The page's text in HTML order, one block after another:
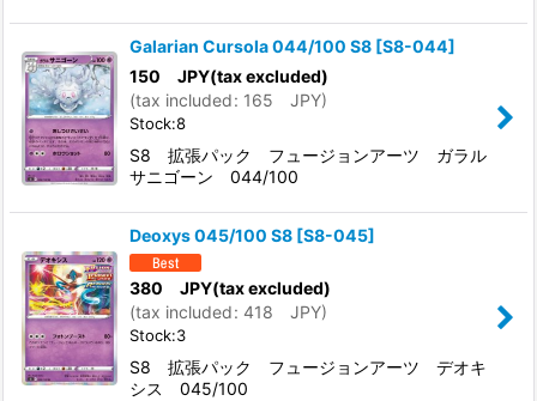
Galarian Cursola 044/100 S8 [S8-044]
150 JPY(tax excluded)
(tax included: 165 JPY)
Stock:8
S8 拡張パック フュージョンアーツ ガラル
サニゴーン 044/100
Deoxys 045/100 S8 [S8-045]
380 JPY(tax excluded)
(tax included: 418 JPY)
Stock:3
S8 拡張パック フュージョンアーツ デオキ
シス 045/100